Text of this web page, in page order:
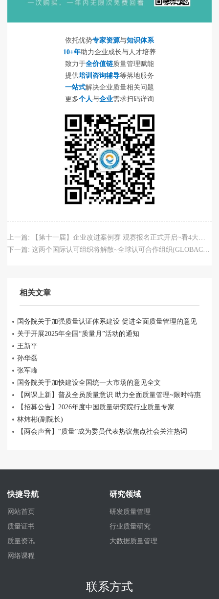
依托优势专家资源与知识体系
10+年助力企业成长与人才培养
致力于全价值链质量管理赋能
提供培训咨询辅导等落地服务
一站式解决企业质量相关问题
更多个人与企业需求扫码详询
上一篇:
【第十一届】企业改进案例赛 观赛报名正式开启~看4大专场60个案例现场PK
下一篇: 这两个国际认可组织将解散~全球认可合作组织(GLOBAC)将于2026年1月1日正式投入运行！
相关文章
国务院关于加强质量认证体系建设 促进全面质量管理的意见
关于开展2025年全国“质量月”活动的通知
王新平
孙华磊
张军峰
国务院关于加快建设全国统一大市场的意见全文
【网课上新】普及全员质量意识 助力全面质量管理~限时特惠
【招募公告】2026年度中国质量研究院行业质量专家
林炜彬(副院长)
【两会声音】“质量”成为委员代表热议焦点社会关注热词
快捷导航
网站首页
质量证书
质量资讯
网络课程
研究领域
研发质量管理
行业质量研究
大数据质量管理
联系方式